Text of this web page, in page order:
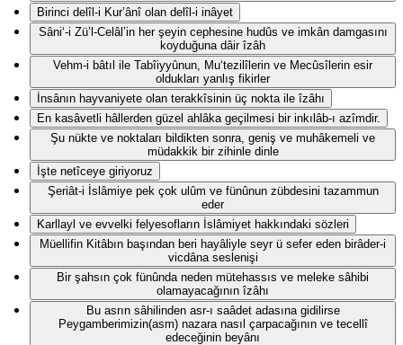
Birinci delîl-i Kur’ânî olan delîl-i inâyet
Sâni‘-i Zü’l-Celâl’in her şeyin cephesine hudûs ve imkân damgasını
koyduğuna dâir îzâh
Vehm-i bâtıl ile Tabîiyyûnun, Mu‘tezilîlerin ve Mecûsîlerin esir
oldukları yanlış fikirler
İnsânın hayvaniyete olan terakkîsinin üç nokta ile îzâhı
En kasâvetli hâllerden güzel ahlâka geçilmesi bir inkılâb-ı azîmdir.
Şu nükte ve noktaları bildikten sonra, geniş ve muhâkemeli ve
müdakkik bir zihinle dinle
İşte netîceye giriyoruz
Şeriât-i İslâmiye pek çok ulûm ve fünûnun zübdesini tazammun
eder
Karllayl ve evvelki felyesofların İslâmiyet hakkındaki sözleri
Müellifin Kitâbın başından beri hayâliyle seyr ü sefer eden birâder-i
vicdâna seslenişi
Bir şahsın çok fünûnda neden mütehassıs ve meleke sâhibi
olamayacağının îzâhı
Bu asrın sâhilinden asr-ı saâdet adasına gidilirse
Peygamberimizin(asm) nazara nasıl çarpacağının ve tecellî
edeceğinin beyânı